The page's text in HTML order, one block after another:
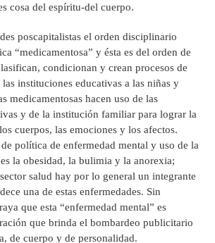
cosa del espíritu-del cuerpo.
poscapitalistas el orden disciplinario
“medicamentosa” y ésta es del orden de
condicionan y crean procesos de
instituciones educativas a las niñas y
medicamentosas hacen uso de las
y de la institución familiar para lograr la
cuerpos, las emociones y los afectos.
política de enfermedad mental y uso de la
la obesidad, la bulimia y la anorexia;
salud hay por lo general un integrante
una de estas enfermedades. Sin
que esta “enfermedad mental” es
que brinda el bombardeo publicitario
de cuerpo y de personalidad.